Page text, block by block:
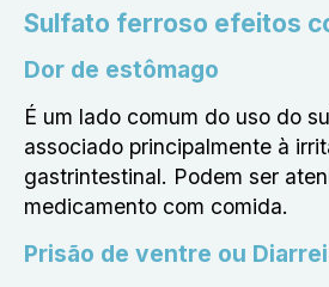
Sulfato ferroso efeitos
Dor de estômago
É um lado comum do uso do
associado principalmente à
gastrintestinal. Podem ser
medicamento com comida.
Prisão de ventre ou